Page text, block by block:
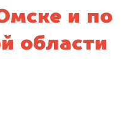
и по
области